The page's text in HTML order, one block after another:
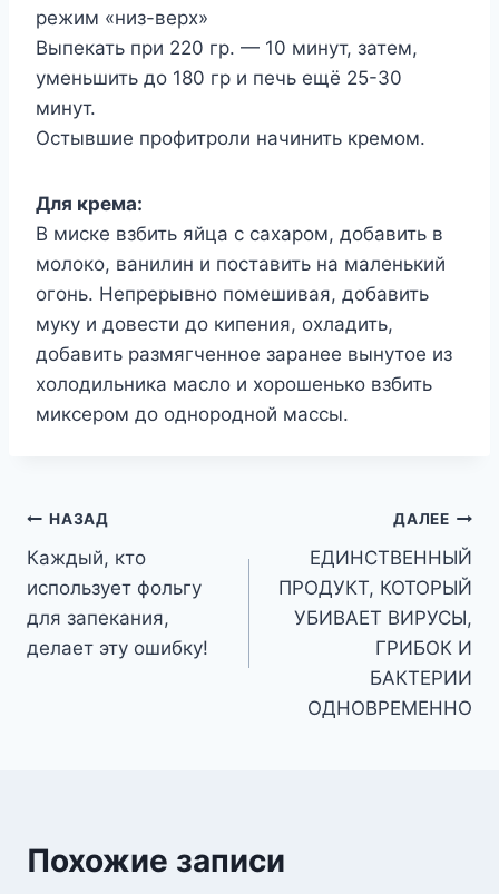
режим «низ-верх»
Выпекать при 220 гр. — 10 минут, затем,
уменьшить до 180 гр и печь ещё 25-30
минут.
Остывшие профитроли начинить кремом.
Для крема:
В миске взбить яйца с сахаром, добавить в
молоко, ванилин и поставить на маленький
огонь. Непрерывно помешивая, добавить
муку и довести до кипения, охладить,
добавить размягченное заранее вынутое из
холодильника масло и хорошенько взбить
миксером до однородной массы.
Навигация
по
записям
НАЗАД
Каждый, кто
использует фольгу
для запекания,
делает эту ошибку!
ДАЛЕЕ
ЕДИНСТВЕННЫЙ
ПРОДУКТ, КОТОРЫЙ
УБИВАЕТ ВИРУСЫ,
ГРИБОК И
БАКТЕРИИ
ОДНОВРЕМЕННО
Похожие записи